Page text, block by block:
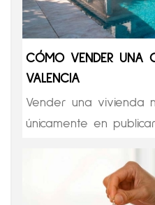
CÓMO VENDER UNA
VALENCIA
Vender una vivienda
únicamente en